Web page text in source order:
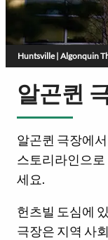
알곤퀸
알곤퀸 극장에
스토리라인으로
세요.
헌츠빌 도심에
극장은 지역 사
Huntsville | Algonquin